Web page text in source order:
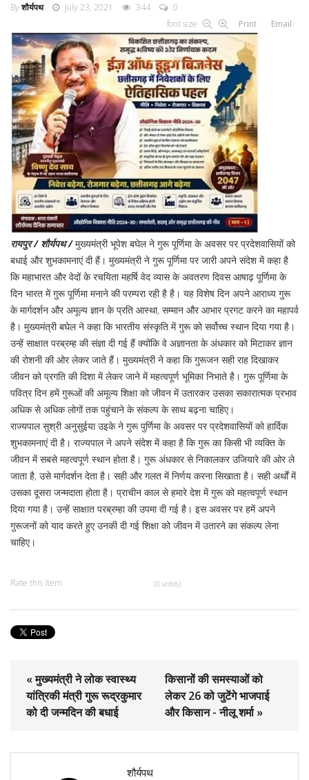
Byशौर्यपथ July 23, 2021 344
0
font size
Print Email
रायपुर / शौर्यपथ /मुख्यमंत्री भूपेश बघेल ने गुरू पूर्णिमा के अवसर पर प्रदेशवासियों को
बधाई और शुभकामनाएं दी हैं। मुख्यमंत्री ने गुरू पूर्णिमा पर जारी अपने संदेश में कहा है
कि महाभारत और वेदों के रचयिता महर्षि वेद व्यास के अवतरण दिवस आषाढ़ पूर्णिमा के
दिन भारत में गुरू पूर्णिमा मनाने की परम्परा रही है है। यह विशेष दिन अपने आराध्य गुरू
के मार्गदर्शन और अमूल्य ज्ञान के प्रति आस्था, सम्मान और आभार प्रगट करने का महापर्व
है। मुख्यमंत्री बघेल ने कहा कि भारतीय संस्कृति में गुरू को सर्वोच्च स्थान दिया गया है।
उन्हें साक्षात परब्रम्ह की संज्ञा दी गई हैं क्योंकि वे अज्ञानता के अंधकार को मिटाकर ज्ञान
की रोशनी की ओर लेकर जाते हैं। मुख्यमंत्री ने कहा कि गुरूजन सही राह दिखाकर
जीवन को प्रगति की दिशा में लेकर जाने में महत्वपूर्ण भूमिका निभाते है। गुरू पूर्णिमा के
पवित्र दिन हमें गुरूओं की अमूल्य शिक्षा को जीवन में उतारकर उसका सकारात्मक प्रभाव
अधिक से अधिक लोगों तक पहुंचाने के संकल्प के साथ बढ़ना चाहिए।
राज्यपाल सुश्री अनुसुईया उइके ने गुरू पुर्णिमा के अवसर पर प्रदेशवासियों को हार्दिक
शुभकामनाएं दी है। राज्यपाल ने अपने संदेश में कहा है कि गुरू का किसी भी व्यक्ति के
जीवन में सबसे महत्वपूर्ण स्थान होता है। गुरू अंधकार से निकालकर उजियारे की ओर ले
जाता है, उसे मार्गदर्शन देता है। सही और गलत में निर्णय करना सिखाता है। सही अर्थों में
उसका दूसरा जन्मदाता होता है। प्राचीन काल से हमारे देश में गुरू को महत्वपूर्ण स्थान
दिया गया है। उन्हें साक्षात परब्रम्हा की उपमा दी गई है। इस अवसर पर हमें अपने
गुरूजनों को याद करते हुए उनकी दी गई शिक्षा को जीवन में उतारने का संकल्प लेना
चाहिए।
Rate this item (0 votes)
« मुख्यमंत्री ने लोक स्वास्थ्य
यांत्रिकी मंत्री गुरू रूद्रकुमार
को दी जन्मदिन की बधाई
किसानों की समस्याओं को
लेकर 26 को जुटेंगे भाजपाई
और किसान - नीलू शर्मा »
शौर्यपथ